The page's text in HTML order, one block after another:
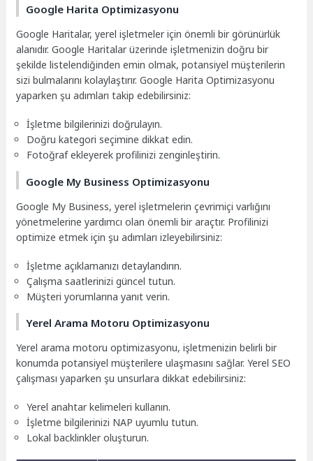
Google Harita Optimizasyonu
Google Haritalar, yerel işletmeler için önemli bir görünürlük
alanıdır. Google Haritalar üzerinde işletmenizin doğru bir
şekilde listelendiğinden emin olmak, potansiyel müşterilerin
sizi bulmalarını kolaylaştırır. Google Harita Optimizasyonu
yaparken şu adımları takip edebilirsiniz:
İşletme bilgilerinizi doğrulayın.
Doğru kategori seçimine dikkat edin.
Fotoğraf ekleyerek profilinizi zenginleştirin.
Google My Business Optimizasyonu
Google My Business, yerel işletmelerin çevrimiçi varlığını
yönetmelerine yardımcı olan önemli bir araçtır. Profilinizi
optimize etmek için şu adımları izleyebilirsiniz:
İşletme açıklamanızı detaylandırın.
Çalışma saatlerinizi güncel tutun.
Müşteri yorumlarına yanıt verin.
Yerel Arama Motoru Optimizasyonu
Yerel arama motoru optimizasyonu, işletmenizin belirli bir
konumda potansiyel müşterilere ulaşmasını sağlar. Yerel SEO
çalışması yaparken şu unsurlara dikkat edebilirsiniz:
Yerel anahtar kelimeleri kullanın.
İşletme bilgilerinizi NAP uyumlu tutun.
Lokal backlinkler oluşturun.